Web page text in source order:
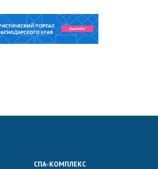
СПА-КОМПЛЕКС